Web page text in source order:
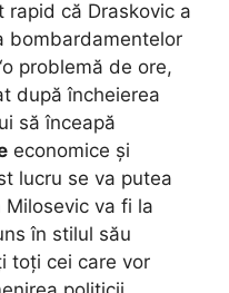
rapid că Draskovic a
bombardamentelor
problemă de ore,
după încheierea
să înceapă
economice și
lucru se va putea
va fi la
în stilul său
toți cei care vor